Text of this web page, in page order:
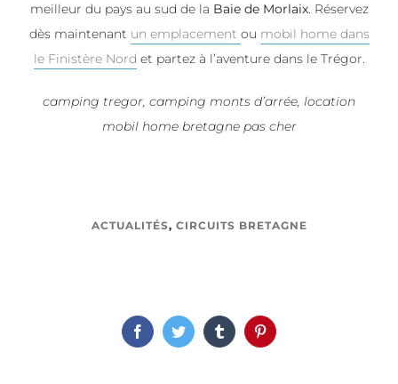
meilleur du pays au sud de la Baie de Morlaix. Réservez
dès maintenant un emplacement ou mobil home dans
le Finistère Nord et partez à l’aventure dans le Trégor.
camping tregor, camping monts d’arrée, location
mobil home bretagne pas cher
ACTUALITÉS, CIRCUITS BRETAGNE
FacebookTwitterTumblrPinterest